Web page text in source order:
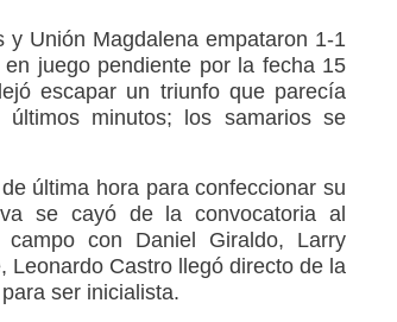
y Unión Magdalena empataron 1-1
juego pendiente por la fecha 15
escapar un triunfo que parecía
minutos; los samarios se
última hora para confeccionar su
se cayó de la convocatoria al
campo con Daniel Giraldo, Larry
Castro llegó directo de la
ser inicialista.